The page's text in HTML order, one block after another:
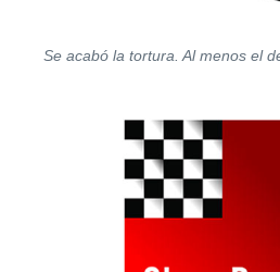
Se acabó la tortura. Al menos el